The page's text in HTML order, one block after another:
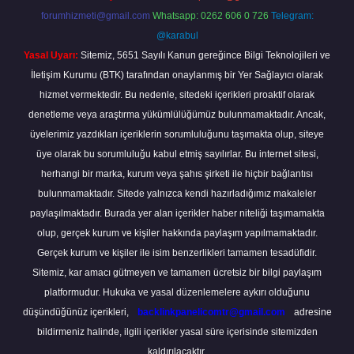
forumhizmeti@gmail.com Whatsapp: 0262 606 0 726 Telegram:
@karabul
Yasal Uyarı: Sitemiz, 5651 Sayılı Kanun gereğince Bilgi Teknolojileri ve
İletişim Kurumu (BTK) tarafından onaylanmış bir Yer Sağlayıcı olarak
hizmet vermektedir. Bu nedenle, sitedeki içerikleri proaktif olarak
denetleme veya araştırma yükümlülüğümüz bulunmamaktadır. Ancak,
üyelerimiz yazdıkları içeriklerin sorumluluğunu taşımakta olup, siteye
üye olarak bu sorumluluğu kabul etmiş sayılırlar. Bu internet sitesi,
herhangi bir marka, kurum veya şahıs şirketi ile hiçbir bağlantısı
bulunmamaktadır. Sitede yalnızca kendi hazırladığımız makaleler
paylaşılmaktadır. Burada yer alan içerikler haber niteliği taşımamakta
olup, gerçek kurum ve kişiler hakkında paylaşım yapılmamaktadır.
Gerçek kurum ve kişiler ile isim benzerlikleri tamamen tesadüfidir.
Sitemiz, kar amacı gütmeyen ve tamamen ücretsiz bir bilgi paylaşım
platformudur. Hukuka ve yasal düzenlemelere aykırı olduğunu
düşündüğünüz içerikleri,
backlinkpanelicomtr@gmail.com
adresine
bildirmeniz halinde, ilgili içerikler yasal süre içerisinde sitemizden
kaldırılacaktır.